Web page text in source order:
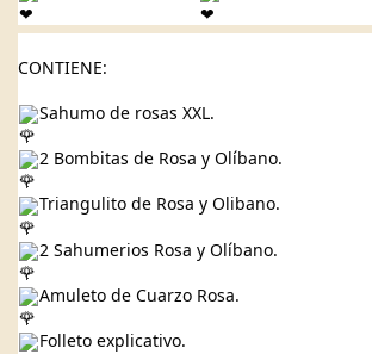
CONTIENE:
Sahumo de rosas XXL.
2 Bombitas de Rosa y Olíbano.
Triangulito de Rosa y Olibano.
2 Sahumerios Rosa y Olíbano.
Amuleto de Cuarzo Rosa.
Folleto explicativo.